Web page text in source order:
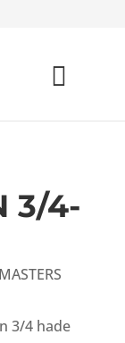
3/4-
3/4 hade